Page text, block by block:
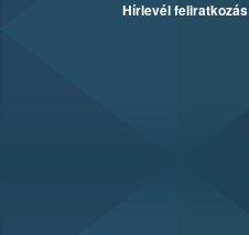
Hírlevél feliratkozás